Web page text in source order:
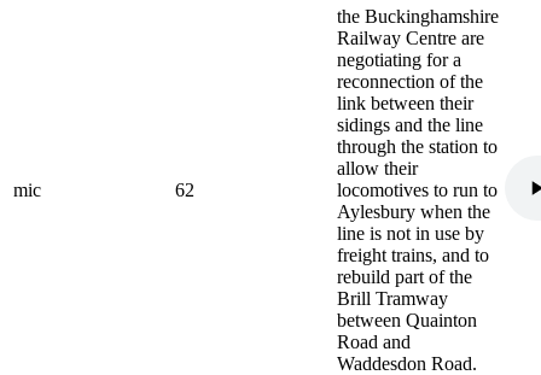
mic 62
the Buckinghamshire
Railway Centre are
negotiating for a
reconnection of the
link between their
sidings and the line
through the station to
allow their
locomotives to run to
Aylesbury when the
line is not in use by
freight trains, and to
rebuild part of the
Brill Tramway
between Quainton
Road and
Waddesdon Road.